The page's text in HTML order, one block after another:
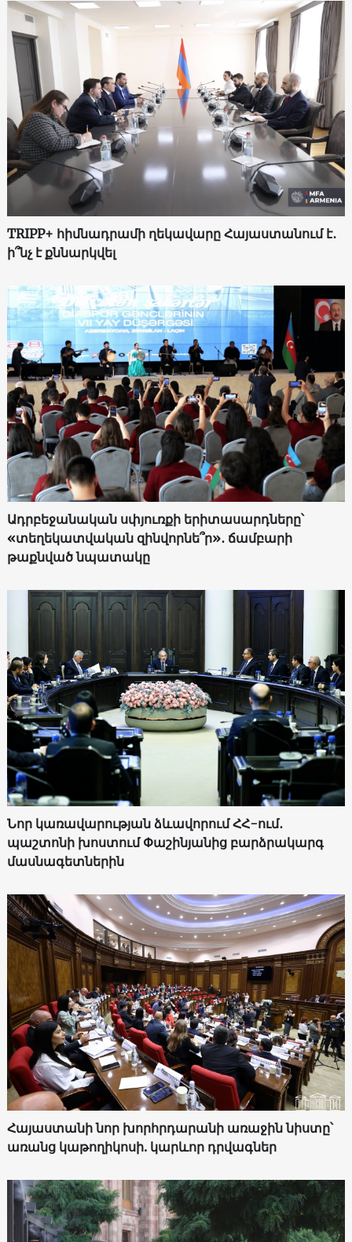
TRIPP+ հիմնադրամի ղեկավարը Հայաստանում է․
ի՞նչ է քննարկվել
Ադրբեջանական սփյուռքի երիտասարդները՝
«տեղեկատվական զինվորնե՞ր»․ ճամբարի
թաքնված նպատակը
Նոր կառավարության ձևավորում ՀՀ-ում․
պաշտոնի խոստում Փաշինյանից բարձրակարգ
մասնագետներին
Հայաստանի նոր խորհրդարանի առաջին նիստը՝
առանց կաթողիկոսի. կարևոր դրվագներ